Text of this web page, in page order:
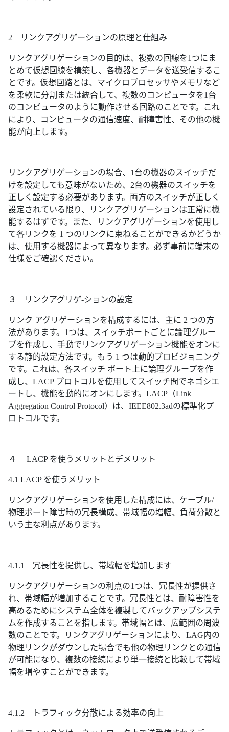
2 リンクアグリゲーションの原理と仕組み
リンクアグリゲーションの目的は、複数の回線を1つにま
とめて仮想回線を構築し、各機器とデータを送受信するこ
とです。仮想回路とは、マイクロプロセッサやメモリなど
を柔軟に分割または統合して、複数のコンピュータを1台
のコンピュータのように動作させる回路のことです。これ
により、コンピュータの通信速度、耐障害性、その他の機
能が向上します。
リンクアグリゲーションの場合、1台の機器のスイッチだ
けを設定しても意味がないため、2台の機器のスイッチを
正しく設定する必要があります。両方のスイッチが正しく
設定されている限り、リンクアグリゲーションは正常に機
能するはずです。また、リンクアグリゲーションを使用し
て各リンクを 1 つのリンクに束ねることができるかどうか
は、使用する機器によって異なります。必ず事前に端末の
仕様をご確認ください。
３ リンクアグリゲ-ションの設定
リンク アグリゲーションを構成するには、主に 2 つの方
法があります。1つは、スイッチポートごとに論理グルー
プを作成し、手動でリンクアグリゲーション機能をオンに
する静的設定方法です。もう 1 つは動的プロビジョニング
です。これは、各スイッチ ポート上に論理グループを作
成し、LACP プロトコルを使用してスイッチ間でネゴシエ
ートし、機能を動的にオンにします。LACP（Link
Aggregation Control Protocol）は、IEEE802.3adの標準化プ
ロトコルです。
４ LACP を使うメリットとデメリット
4.1 LACP を使うメリット
リンクアグリゲーションを使用した構成には、ケーブル/
物理ポート障害時の冗長構成、帯域幅の増幅、負荷分散と
いう主な利点があります。
4.1.1 冗長性を提供し、帯域幅を増加します
リンクアグリゲーションの利点の1つは、冗長性が提供さ
れ、帯域幅が増加することです。冗長性とは、耐障害性を
高めるためにシステム全体を複製してバックアップシステ
ムを作成することを指します。帯域幅とは、広範囲の周波
数のことです。リンクアグリゲーションにより、LAG内の
物理リンクがダウンした場合でも他の物理リンクとの通信
が可能になり、複数の接続により単一接続と比較して帯域
幅を増やすことができます。
4.1.2 トラフィック分散による効率の向上